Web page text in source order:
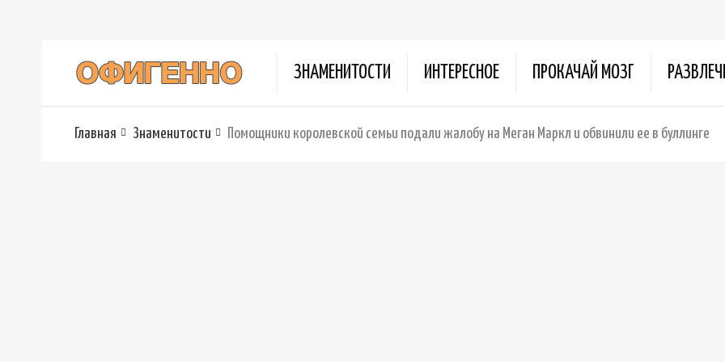
ЗНАМЕНИТОСТИ ИНТЕРЕСНОЕ ПРОКАЧАЙ МОЗГ
Главная Знаменитости Помощники королевской семьи подали жалобу на Меган Маркл и обвинили ее в буллинге